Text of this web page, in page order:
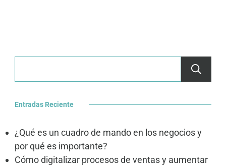
Entradas Reciente
¿Qué es un cuadro de mando en los negocios y
por qué es importante?
Cómo digitalizar procesos de ventas y aumentar